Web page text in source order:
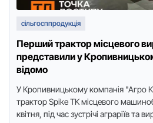
сільгосппродукція
Перший трактор місцевого
представили у
відомо
У Кропивницькому компанія "Агро
трактор Spike TK місцевого
квітня, під час зустрічі аграріїв та